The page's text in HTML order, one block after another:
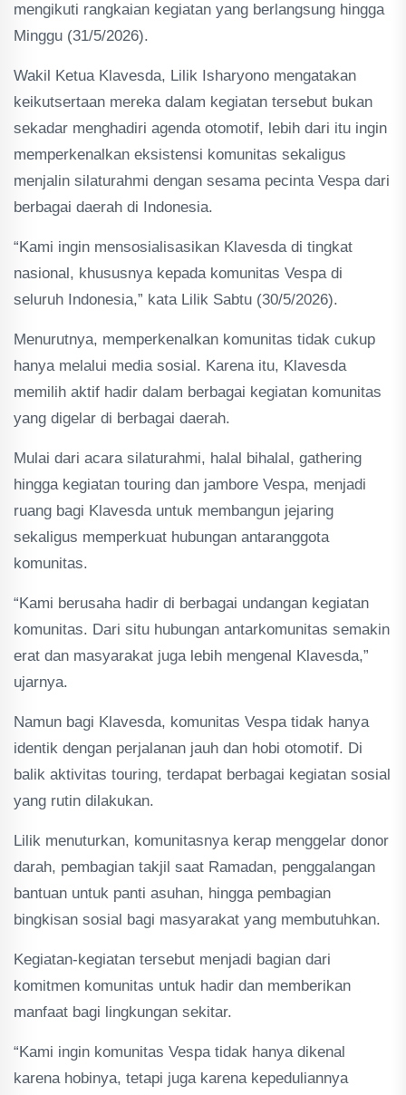
mengikuti rangkaian kegiatan yang berlangsung hingga
Minggu (31/5/2026).
Wakil Ketua Klavesda, Lilik Isharyono mengatakan
keikutsertaan mereka dalam kegiatan tersebut bukan
sekadar menghadiri agenda otomotif, lebih dari itu ingin
memperkenalkan eksistensi komunitas sekaligus
menjalin silaturahmi dengan sesama pecinta Vespa dari
berbagai daerah di Indonesia.
“Kami ingin mensosialisasikan Klavesda di tingkat
nasional, khususnya kepada komunitas Vespa di
seluruh Indonesia,” kata Lilik Sabtu (30/5/2026).
Menurutnya, memperkenalkan komunitas tidak cukup
hanya melalui media sosial. Karena itu, Klavesda
memilih aktif hadir dalam berbagai kegiatan komunitas
yang digelar di berbagai daerah.
Mulai dari acara silaturahmi, halal bihalal, gathering
hingga kegiatan touring dan jambore Vespa, menjadi
ruang bagi Klavesda untuk membangun jejaring
sekaligus memperkuat hubungan antaranggota
komunitas.
“Kami berusaha hadir di berbagai undangan kegiatan
komunitas. Dari situ hubungan antarkomunitas semakin
erat dan masyarakat juga lebih mengenal Klavesda,”
ujarnya.
Namun bagi Klavesda, komunitas Vespa tidak hanya
identik dengan perjalanan jauh dan hobi otomotif. Di
balik aktivitas touring, terdapat berbagai kegiatan sosial
yang rutin dilakukan.
Lilik menuturkan, komunitasnya kerap menggelar donor
darah, pembagian takjil saat Ramadan, penggalangan
bantuan untuk panti asuhan, hingga pembagian
bingkisan sosial bagi masyarakat yang membutuhkan.
Kegiatan-kegiatan tersebut menjadi bagian dari
komitmen komunitas untuk hadir dan memberikan
manfaat bagi lingkungan sekitar.
“Kami ingin komunitas Vespa tidak hanya dikenal
karena hobinya, tetapi juga karena kepeduliannya